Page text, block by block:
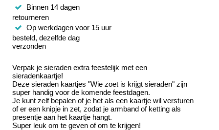
Binnen 14 dagen
retourneren
Op werkdagen voor 15 uur
besteld, dezelfde dag
verzonden
Verpak je sieraden extra feestelijk met een
sieradenkaartje!
Deze sieraden kaartjes "Wie zoet is krijgt sieraden" zijn
super handig voor de komende feestdagen.
Je kunt zelf bepalen of je het als een kaartje wil versturen
of er een knipje in zet, zodat je armband of ketting als
presentje aan het kaartje hangt.
Super leuk om te geven of om te krijgen!